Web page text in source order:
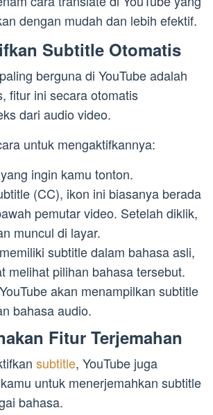
dengan mudah dan lebih efektif.
Subtitle Otomatis
berguna di YouTube adalah
fitur ini secara otomatis
dari audio video.
untuk mengaktifkannya:
ingin kamu tonton.
(CC), ikon ini biasanya berada
pemutar video. Setelah diklik,
muncul di layar.
subtitle dalam bahasa asli,
melihat pilihan bahasa tersebut.
akan menampilkan subtitle
bahasa audio.
Fitur Terjemahan
subtitle, YouTube juga
untuk menerjemahkan subtitle
bahasa.